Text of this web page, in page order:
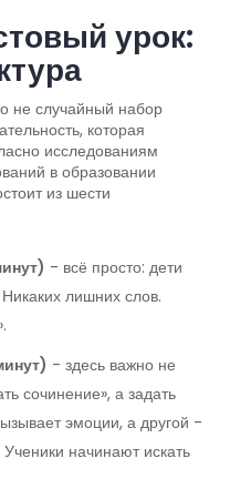
урок:
не случайный набор
которая
исследованиям
в образовании
из шести
- всё просто: дети
лишних слов.
- здесь важно не
сочинение», а задать
эмоции, а другой -
начинают искать